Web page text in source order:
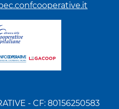
- CF: 80156250583